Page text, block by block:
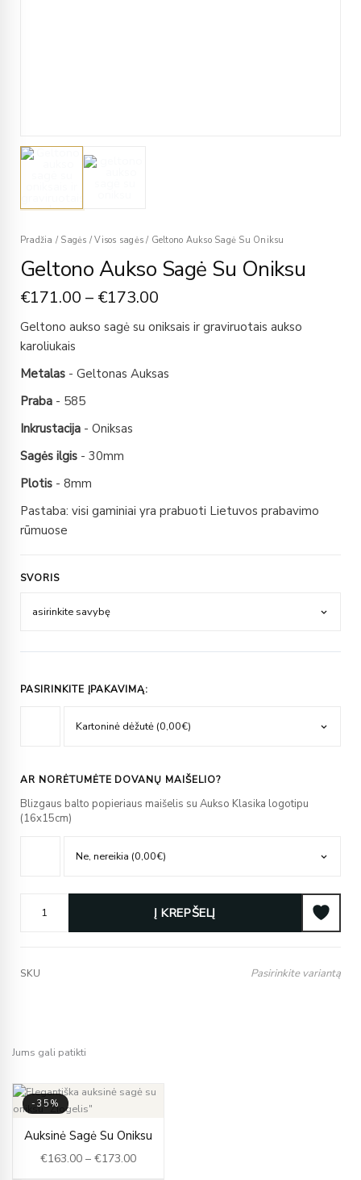
Pradžia / Sagės / Visos sagės /Geltono Aukso Sagė Su Oniksu
Geltono Aukso Sagė Su Oniksu
€171.00 – €173.00
Geltono aukso sagė su oniksais ir graviruotais aukso
karoliukais
Metalas - Geltonas Auksas
Praba - 585
Inkrustacija - Oniksas
Sagės ilgis - 30mm
Plotis - 8mm
Pastaba: visi gaminiai yra prabuoti Lietuvos prabavimo
rūmuose
SVORIS
PASIRINKITE ĮPAKAVIMĄ:
AR NORĖTUMĖTE DOVANŲ MAIŠELIO?
Blizgaus balto popieriaus maišelis su Aukso Klasika logotipu
(16x15cm)
Į KREPŠELĮ
SKU Pasirinkite variantą
Jums gali patikti
-35%
Auksinė Sagė Su Oniksu
€163.00 – €173.00
range:
€163.00